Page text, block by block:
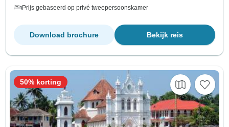
Prijs gebaseerd op privé tweepersoonskamer
Bekijk reis
Download brochure
50% korting